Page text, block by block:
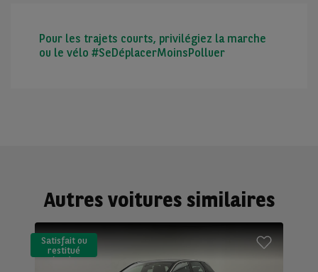
Pour les trajets courts, privilégiez la marche
ou le vélo #SeDéplacerMoinsPolluer
Autres voitures similaires
Satisfait ou
restitué
(LLD)*